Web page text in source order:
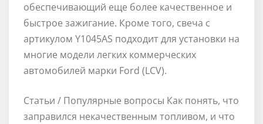
обеспечивающий еще более качественное и
быстрое зажигание. Кроме того, свеча с
артикулом Y1045AS подходит для установки на
многие модели легких коммерческих
автомобилей марки Ford (LCV).
Статьи / Популярные вопросы Как понять, что
заправился некачественным топливом, и что